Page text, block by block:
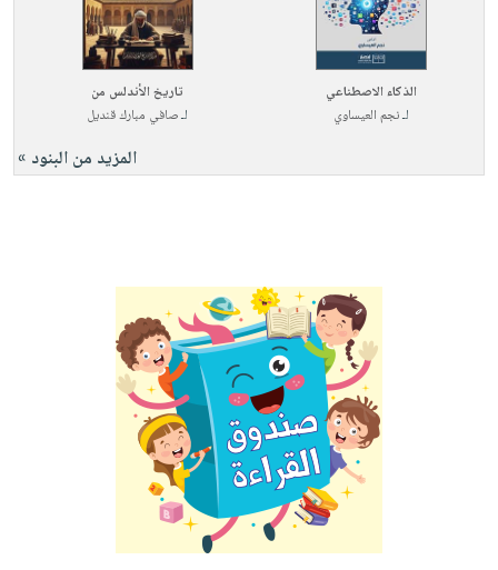
الذكاء الاصطناعي
لـنجم العيساوي
تاريخ الأندلس من
لـصافي مبارك قنديل
المزيد من البنود »